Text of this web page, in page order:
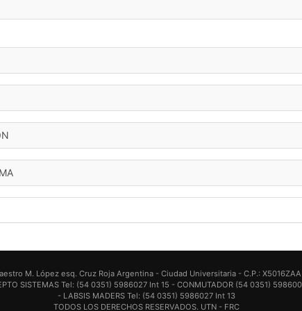
M. López esq. Cruz Roja Argentina - Ciudad Universitaria - C.P.: X5016ZAA
SISTEMAS Tel: (54 0351) 5986027 Int 15 - CONMUTADOR (54 0351)
- LABSIS MADERS Tel: (54 0351) 5986027 Int 13
TODOS LOS DERECHOS RESERVADOS. UTN - FRC